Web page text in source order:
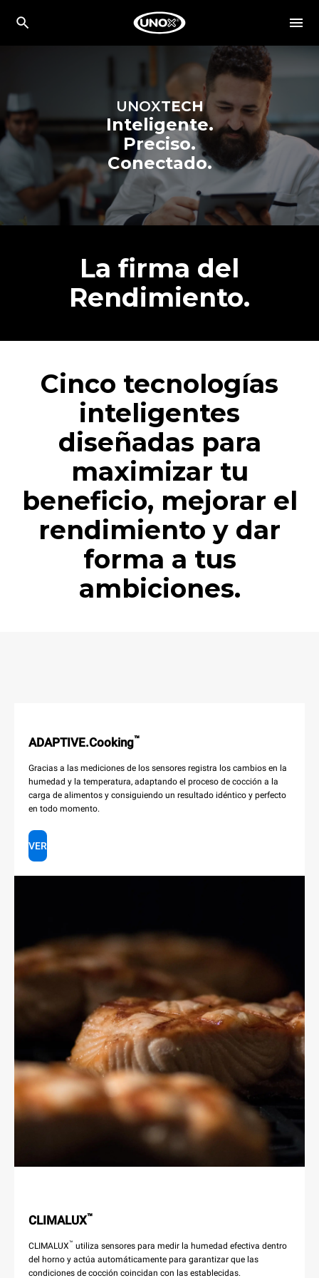
UNOXTECH
Inteligente.
Preciso.
Conectado.
La firma del
Rendimiento.
Cinco tecnologías
inteligentes
diseñadas para
maximizar tu
beneficio, mejorar el
rendimiento y dar
forma a tus
ambiciones.
ADAPTIVE.Cooking™
Gracias a las mediciones de los sensores registra los cambios en la
humedad y la temperatura, adaptando el proceso de cocción a la
carga de alimentos y consiguiendo un resultado idéntico y perfecto
en todo momento.
VER
CLIMALUX™
CLIMALUX™ utiliza sensores para medir la humedad efectiva dentro
del horno y actúa automáticamente para garantizar que las
condiciones de cocción coincidan con las establecidas.